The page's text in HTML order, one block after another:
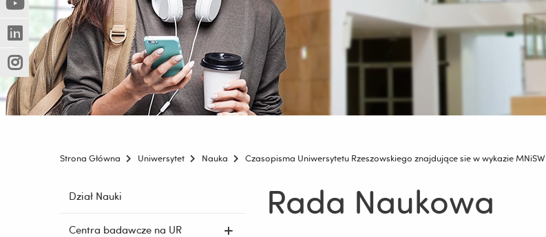
innej
strony)
(Nowe
okno)
(Link
do
innej
strony)
(Nowe
okno)
(Link
do
innej
strony)
(Nowe
okno)
(Link
do
innej
strony)
Strona Główna Uniwersytet Nauka Czasopisma Uniwersytetu Rzeszowskiego znajdujące sie w wykazie MNiSW
Pomiń
i
Dział Nauki
Centra badawcze na UR
Rada Naukowa